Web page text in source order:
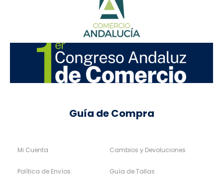
Guía de Compra
Mi Cuenta
Política de Envíos
Cambios y Devoluciones
Guía de Tallas